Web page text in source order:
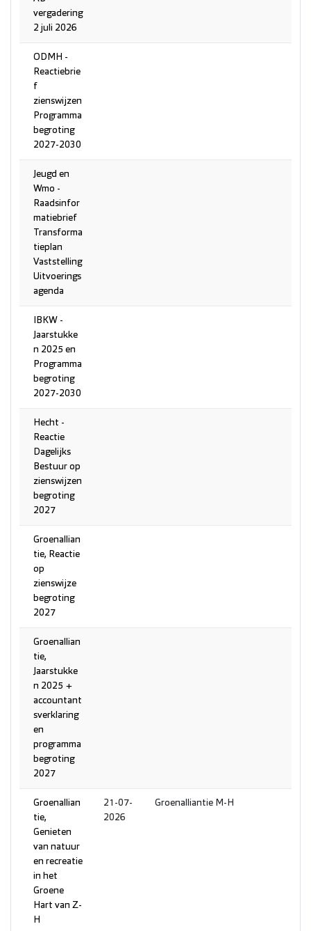
vergadering
2 juli 2026
ODMH -
Reactiebrie
f
zienswijzen
Programma
begroting
2027-2030
Jeugd en
Wmo -
Raadsinfor
matiebrief
Transforma
tieplan
Vaststelling
Uitvoerings
agenda
IBKW -
Jaarstukke
n 2025 en
Programma
begroting
2027-2030
Hecht -
Reactie
Dagelijks
Bestuur op
zienswijzen
begroting
2027
Groenallian
tie, Reactie
op
zienswijze
begroting
2027
Groenallian
tie,
Jaarstukke
n 2025 +
accountant
sverklaring
en
programma
begroting
2027
Groenallian
tie,
Genieten
van natuur
en recreatie
in het
Groene
Hart van Z-
H
21-07-
2026
Groenalliantie M-H